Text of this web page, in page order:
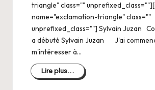
triangle" class=""
name="exclamation-triangle" class=""
unprefixed_class=""] Sylvain Juzan
a débuté Sylvain Juzan J'ai
m'intéresser à…
Lire plus...